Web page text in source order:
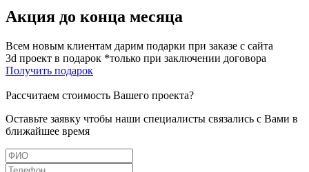
Акция до конца месяца
Всем новым клиентам дарим подарки при заказе с сайта
3d проект в подарок *только при заключении договора
Получить подарок
Рассчитаем стоимость Вашего проекта?
Оставьте заявку чтобы наши специалисты связались с Вами в
ближайшее время